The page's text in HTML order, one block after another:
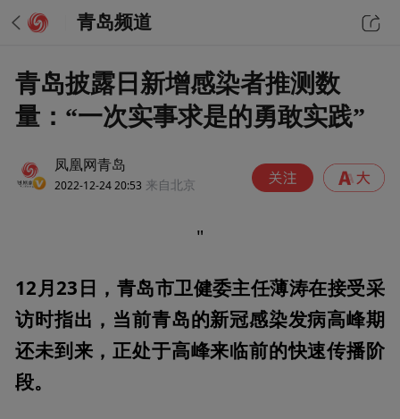
青岛频道
青岛披露日新增感染者推测数
量：“一次实事求是的勇敢实践”
凤凰网青岛
2022-12-24 20:53 来自北京
"
12月23日，青岛市卫健委主任薄涛在接受采
访时指出，当前青岛的新冠感染发病高峰期
还未到来，正处于高峰来临前的快速传播阶
段。